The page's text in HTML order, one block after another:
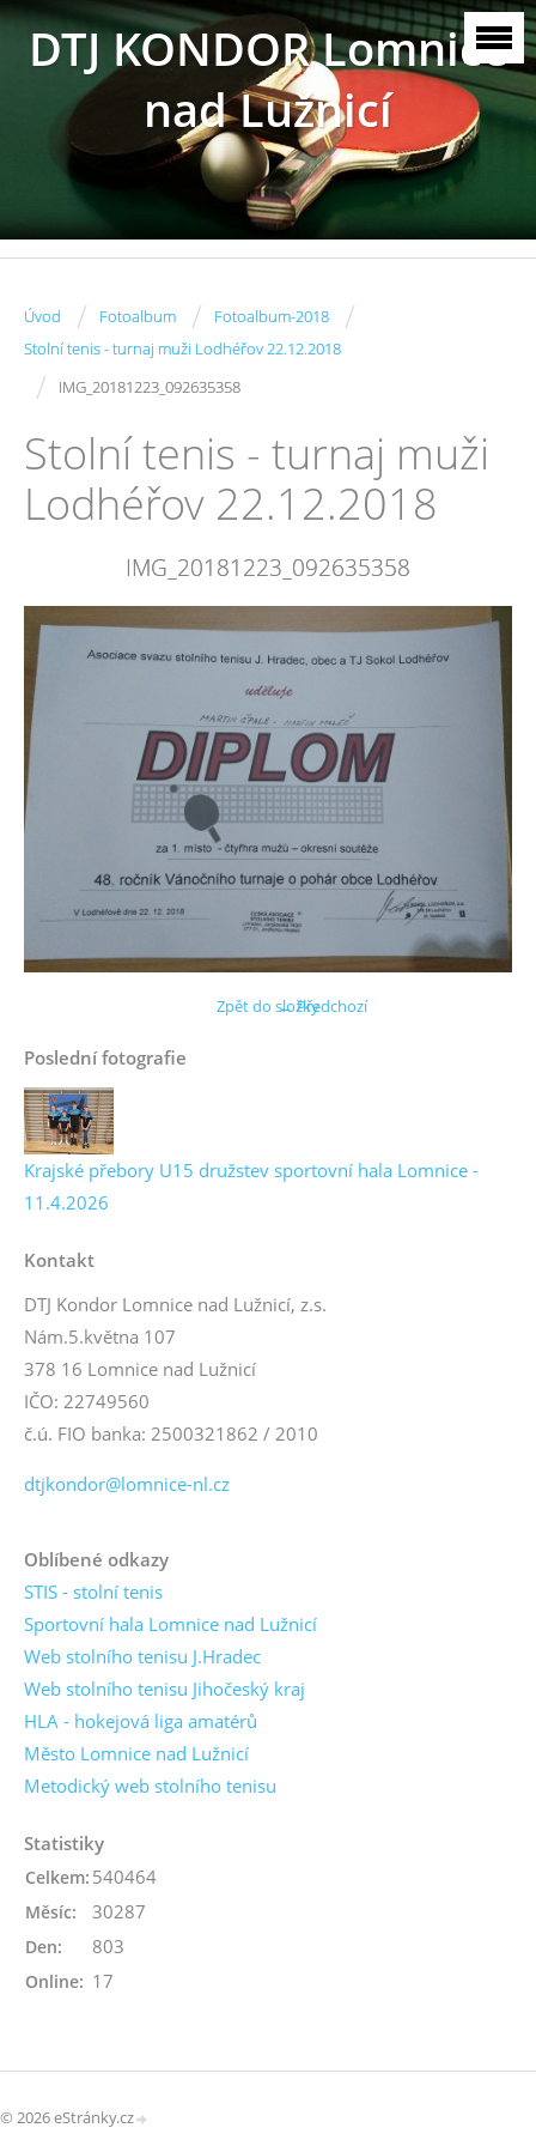
DTJ KONDOR Lomnice
nad Lužnicí
Úvod / Fotoalbum / Fotoalbum-2018 /
Stolní tenis - turnaj muži Lodhéřov 22.12.2018
/ IMG_20181223_092635358
Stolní tenis - turnaj muži
Lodhéřov 22.12.2018
IMG_20181223_092635358
← Předchozí
Zpět do složky
Poslední fotografie
Krajské přebory U15 družstev sportovní hala Lomnice -
11.4.2026
Kontakt
DTJ Kondor Lomnice nad Lužnicí, z.s.
Nám.5.května 107
378 16 Lomnice nad Lužnicí
IČO: 22749560
č.ú. FIO banka: 2500321862 / 2010
dtjkondor@lomnice-nl.cz
Oblíbené odkazy
STIS - stolní tenis
Sportovní hala Lomnice nad Lužnicí
Web stolního tenisu J.Hradec
Web stolního tenisu Jihočeský kraj
HLA - hokejová liga amatérů
Město Lomnice nad Lužnicí
Metodický web stolního tenisu
Statistiky
Online: 17
Celkem: 540464
Měsíc: 30287
Den: 803
© 2026 eStránky.cz